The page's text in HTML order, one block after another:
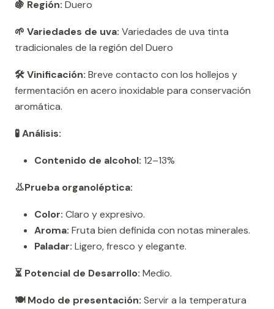
🍇 Región: Duero
🌱 Variedades de uva: Variedades de uva tinta
tradicionales de la región del Duero
🛠️ Vinificación: Breve contacto con los hollejos y
fermentación en acero inoxidable para conservación
aromática.
🧪 Análisis:
Contenido de alcohol: 12–13%
👃Prueba organoléptica:
Color: Claro y expresivo.
Aroma: Fruta bien definida con notas minerales.
Paladar: Ligero, fresco y elegante.
⏳ Potencial de Desarrollo: Medio.
🍽️ Modo de presentación: Servir a la temperatura